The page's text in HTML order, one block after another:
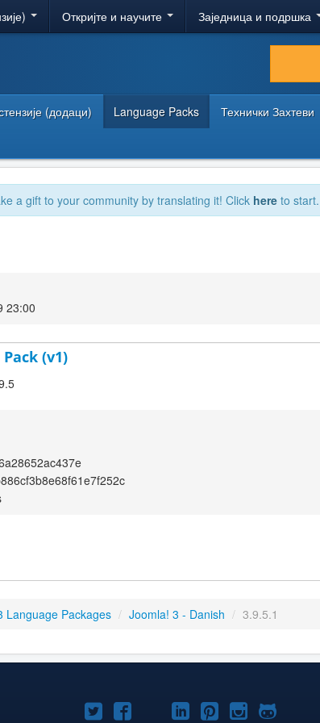
Откријте и научите Заједница и подршка
(додаци) Language Packs Технички Захтеви
a gift to your community by translating it! Click here to start.
23:00
(v1)
Language Packages / Joomla! 3 - Danish / 3.9.5.1
Joomla!Joomla!Joomla!
Joomla!Joomla!
Joomla!Joomla!